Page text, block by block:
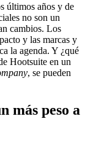
últimos años y de
no son un
cambios. Los
y las marcas y
la agenda. Y ¿qué
Hootsuite en un
, se pueden
más peso a